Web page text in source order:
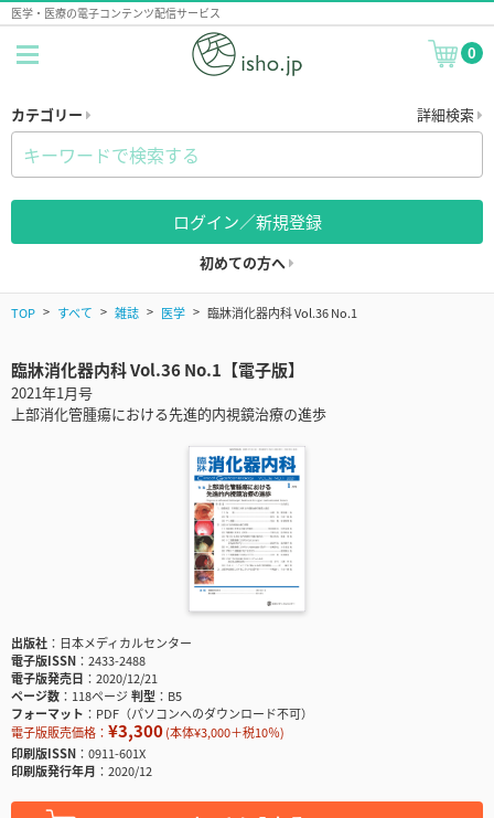
医学・医療の電子コンテンツ配信サービス
0
カテゴリー 詳細検索
ログイン／新規登録
初めての方へ
TOP すべて 雑誌 医学 臨牀消化器内科 Vol.36 No.1
臨牀消化器内科 Vol.36 No.1【電子版】
2021年1月号
上部消化管腫瘍における先進的内視鏡治療の進歩
出版社
日本メディカルセンター
電子版ISSN
2433-2488
電子版発売日
2020/12/21
ページ数
118ページ判型
B5
フォーマット
PDF（パソコンへのダウンロード不可）
電子版販売価格： ¥3,300(本体¥3,000＋税10％)
印刷版ISSN
0911-601X
印刷版発行年月
2020/12